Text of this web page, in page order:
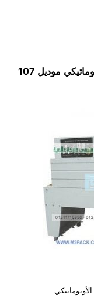
موديل 107